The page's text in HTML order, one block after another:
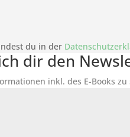
du in der
dir den
inkl. des E-Books zu